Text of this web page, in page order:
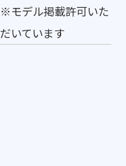
※モデル掲載許可いた
だいています